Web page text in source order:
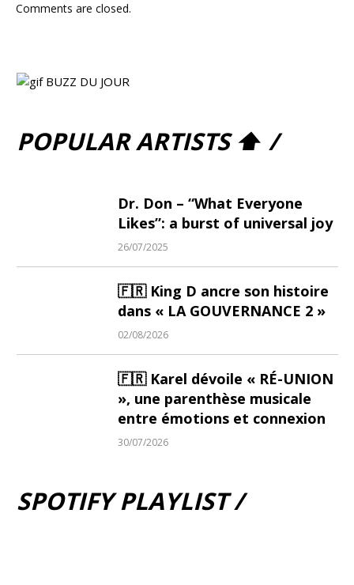
Comments are closed.
POPULAR ARTISTS ⬆ /
Dr. Don – “What Everyone
Likes”: a burst of universal joy
26/07/2025
🇫🇷 King D ancre son histoire
dans « LA GOUVERNANCE 2 »
02/08/2026
🇫🇷 Karel dévoile « RÉ-UNION
», une parenthèse musicale
entre émotions et connexion
30/07/2026
SPOTIFY PLAYLIST /